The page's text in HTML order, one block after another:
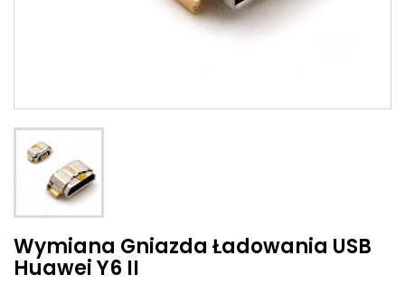
Wymiana Gniazda Ładowania USB
Huawei Y6 II